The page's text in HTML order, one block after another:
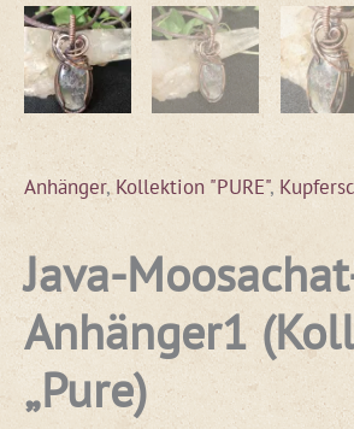
Anhänger, Kollektion "PURE",
Java-
Anhänger1
„Pure)